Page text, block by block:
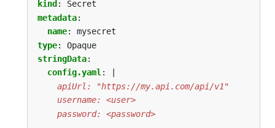
kind :
Secret
metadata:
name:
mysecret
type:
Opaque
stringData:
config.yaml:
    password: <password>